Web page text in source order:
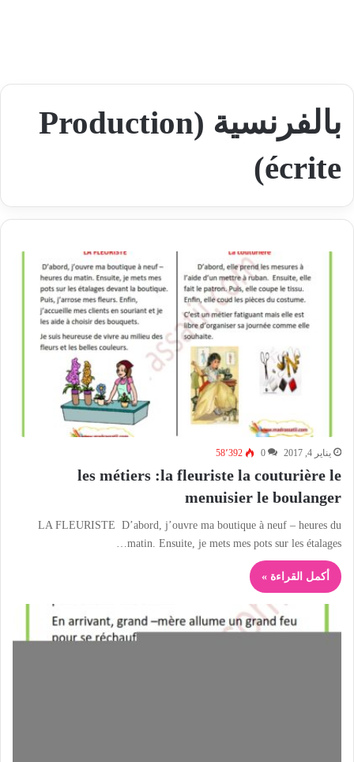
بالفرنسية (Production
écrite)
يناير 4, 2017 0 58٬392
les métiers :la fleuriste la couturière le
menuisier le boulanger
LA FLEURISTE D’abord, j’ouvre ma boutique à neuf – heures du
matin. Ensuite, je mets mes pots sur les étalages…
أكمل القراءة »